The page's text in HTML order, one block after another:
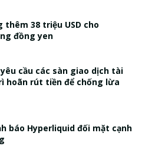
thêm 38 triệu USD cho
đồng yen
yêu cầu các sàn giao dịch tài
hoãn rút tiền để chống lừa
báo Hyperliquid đối mặt cạnh